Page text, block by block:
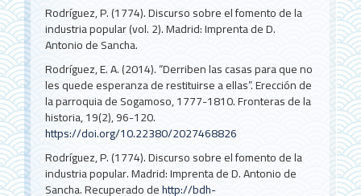
Rodríguez, P. (1774). Discurso sobre el fomento de la
industria popular (vol. 2). Madrid: Imprenta de D.
Antonio de Sancha.
Rodríguez, E. A. (2014). “Derriben las casas para que no
les quede esperanza de restituirse a ellas”. Erección de
la parroquia de Sogamoso, 1777-1810. Fronteras de la
historia, 19(2), 96-120.
https://doi.org/10.22380/2027468826
Rodríguez, P. (1774). Discurso sobre el fomento de la
industria popular. Madrid: Imprenta de D. Antonio de
Sancha. Recuperado dehttp://bdh-